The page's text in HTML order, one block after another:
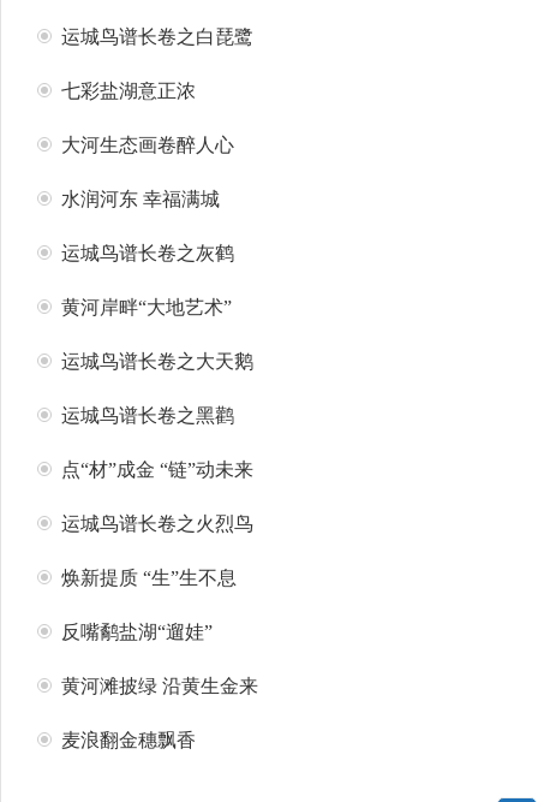
运城鸟谱长卷之白琵鹭
七彩盐湖意正浓
大河生态画卷醉人心
水润河东 幸福满城
​运城鸟谱长卷之灰鹤
黄河岸畔“大地艺术”
运城鸟谱长卷之大天鹅
运城鸟谱长卷之黑鹳
点“材”成金 “链”动未来
运城鸟谱长卷之火烈鸟
焕新提质 “生”生不息
反嘴鹬盐湖“遛娃”
黄河滩披绿 沿黄生金来
麦浪翻金穗飘香